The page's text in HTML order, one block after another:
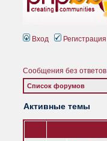
Вход Регистрация
Сообщения без ответов
Список форумов
Активные темы